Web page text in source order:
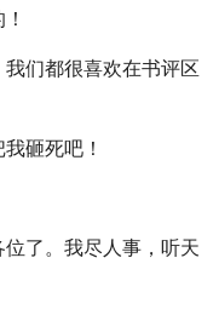
们都很喜欢在书评区
砸死吧！
了。我尽人事，听天